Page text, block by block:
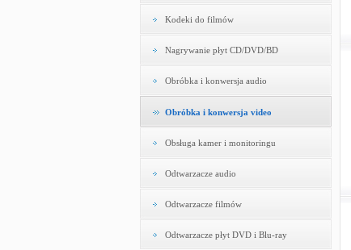
Kodeki do filmów
Nagrywanie płyt CD/DVD/BD
Obróbka i konwersja audio
Obróbka i konwersja video
Obsługa kamer i monitoringu
Odtwarzacze audio
Odtwarzacze filmów
Odtwarzacze płyt DVD i Blu-ray